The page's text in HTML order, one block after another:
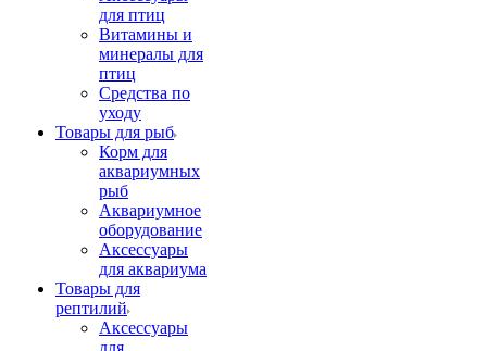
для птиц
Витамины и
минералы для
птиц
Средства по
уходу
Товары для рыб
Корм для
аквариумных
рыб
Аквариумное
оборудование
Аксессуары
для аквариума
Товары для
рептилий
Аксессуары
для